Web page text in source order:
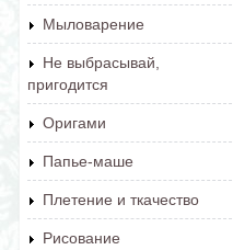
Мыловарение
Не выбрасывай,
пригодится
Оригами
Папье-маше
Плетение и ткачество
Рисование